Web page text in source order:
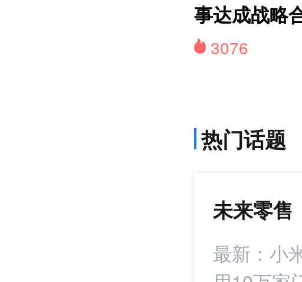
事达成战略
3076
热门话题
未来零售
最新：小